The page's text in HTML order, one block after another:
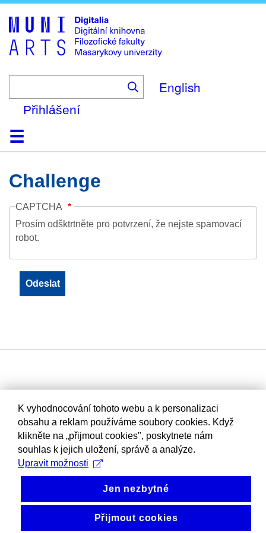
to
main
content
English
Přihlášení
DomůKolekce
Prohlížení
Vyhledávání
O platformě
Nápověda
KontaktDigitalia
Challenge
CAPTCHA
Prosím odšktrtněte pro potvrzení, že nejste spamovací
robot.
K vyhodnocování tohoto webu a k personalizaci
obsahu a reklam používáme soubory cookies. Když
klikněte na „přijmout cookies", poskytnete nám
souhlas k jejich uložení, správě a analýze.
Upravit možnosti
Jen nezbytné
Přijmout cookies